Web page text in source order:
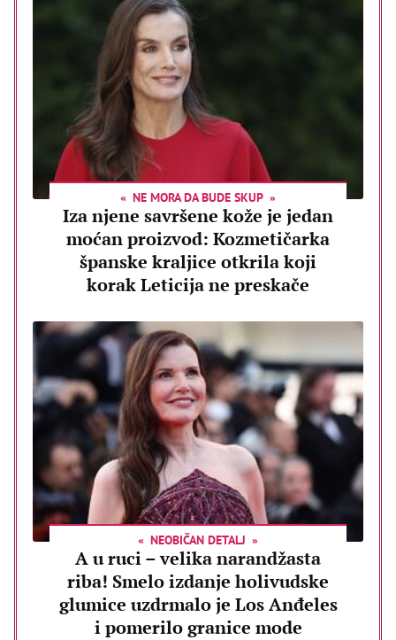
NE MORA DA BUDE SKUP
Iza njene savršene kože je jedan
moćan proizvod: Kozmetičarka
španske kraljice otkrila koji
korak Leticija ne preskače
NEOBIČAN DETALJ
A u ruci – velika narandžasta
riba! Smelo izdanje holivudske
glumice uzdrmalo je Los Anđeles
i pomerilo granice mode